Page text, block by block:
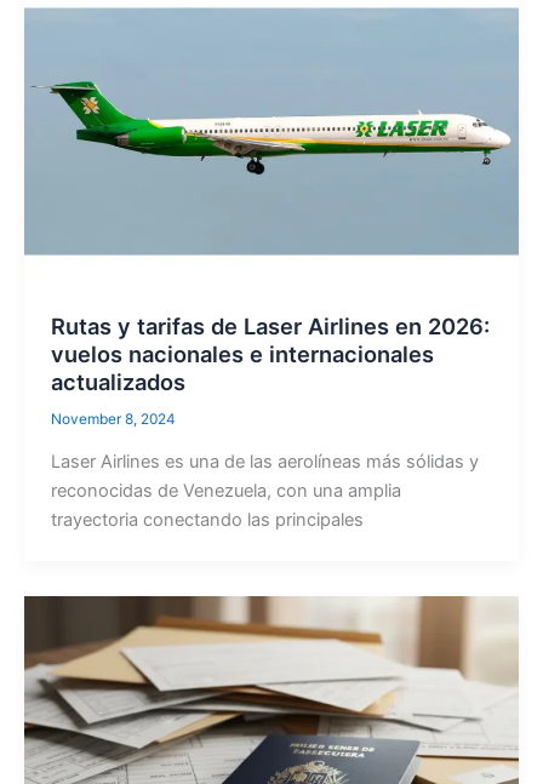
Rutas y tarifas de Laser Airlines en 2026:
vuelos nacionales e internacionales
actualizados
November 8, 2024
Laser Airlines es una de las aerolíneas más sólidas y
reconocidas de Venezuela, con una amplia
trayectoria conectando las principales